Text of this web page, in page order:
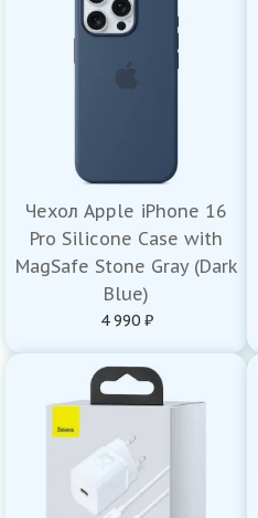
Чехол Apple iPhone 16
Pro Silicone Case with
MagSafe Stone Gray (Dark
Blue)
4 990 ₽